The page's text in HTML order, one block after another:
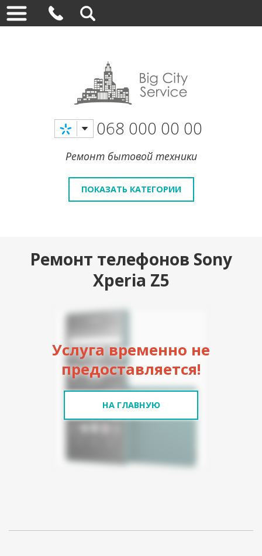
068 000 00 00
Ремонт бытовой техники
ПОКАЗАТЬ КАТЕГОРИИ
Ремонт телефонов Sony
Xperia Z5
Услуга временно не
предоставляется!
НА ГЛАВНУЮ